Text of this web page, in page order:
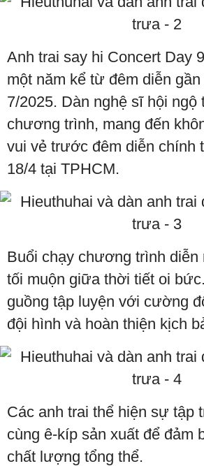
Anh trai say hi Concert Day
một năm kể từ đêm diễn
7/2025. Dàn nghệ sĩ hội ngộ
chương trình, mang đến
vui vẻ trước đêm diễn chính
18/4 tại TPHCM.
Buổi chạy chương trình diễn
tối muộn giữa thời tiết oi
guồng tập luyện với cường
đội hình và hoàn thiện kịch
Các anh trai thể hiện sự tập
cùng ê-kíp sản xuất để đảm
chất lượng tổng thể.